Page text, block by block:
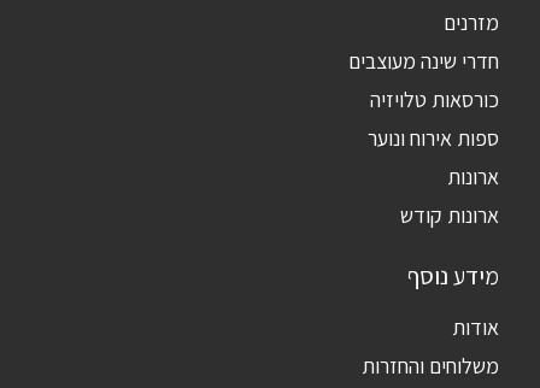
מזרנים
חדרי שינה מעוצבים
כורסאות טלויזיה
ספות אירוח ונוער
ארונות
ארונות קודש
מידע נוסף
אודות
משלוחים והחזרות